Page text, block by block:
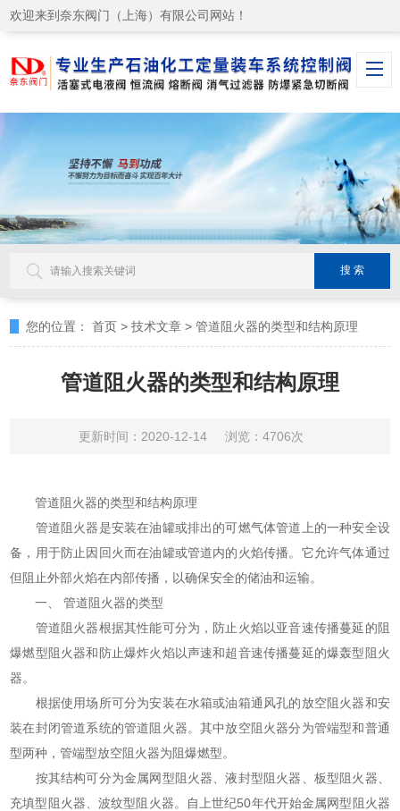
欢迎来到奈东阀门（上海）有限公司网站！
您的位置： 首页 >技术文章 >管道阻火器的类型和结构原理
管道阻火器的类型和结构原理
更新时间：2020-12-14 浏览：4706次
管道阻火器的类型和结构原理
管道阻火器是安装在油罐或排出的可燃气体管道上的一种安全设
备，用于防止因回火而在油罐或管道内的火焰传播。它允许气体通过
但阻止外部火焰在内部传播，以确保安全的储油和运输。
一、 管道阻火器的类型
管道阻火器根据其性能可分为，防止火焰以亚音速传播蔓延的阻
爆燃型阻火器和防止爆炸火焰以声速和超音速传播蔓延的爆轰型阻火
器。
根据使用场所可分为安装在水箱或油箱通风孔的放空阻火器和安
装在封闭管道系统的管道阻火器。其中放空阻火器分为管端型和普通
型两种，管端型放空阻火器为阻爆燃型。
按其结构可分为金属网型阻火器、液封型阻火器、板型阻火器、
充填型阻火器、波纹型阻火器。自上世纪50年代开始金属网型阻火器